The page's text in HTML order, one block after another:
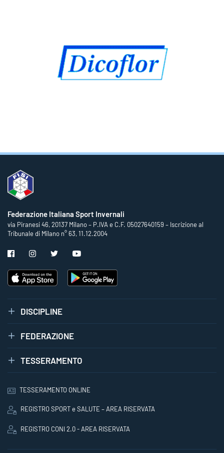
Federazione Italiana Sport Invernali
via Piranesi 46, 20137 Milano – P.IVA e C.F. 05027640159 – Iscrizione al
Tribunale di Milano n° 63, 11.12.2004
DISCIPLINE
FEDERAZIONE
TESSERAMENTO
TESSERAMENTO ONLINE
REGISTRO SPORT e SALUTE – AREA RISERVATA
REGISTRO CONI 2.0 - AREA RISERVATA